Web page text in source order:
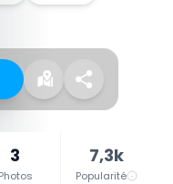
3
Photos
7,3k
Popularité